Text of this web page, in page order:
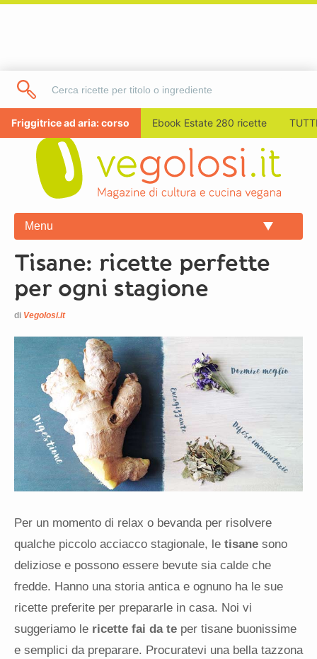
Friggitrice ad aria: corso Ebook Estate 280 ricette
Menu
Tisane: ricette perfette
per ogni stagione
di Vegolosi.it
Per un momento di relax o bevanda per risolvere
qualche piccolo acciacco stagionale, le tisane sono
deliziose e possono essere bevute sia calde che
fredde. Hanno una storia antica e ognuno ha le sue
ricette preferite per prepararle in casa. Noi vi
suggeriamo le ricette fai da te per tisane buonissime
e semplici da preparare. Procuratevi una bella tazzona